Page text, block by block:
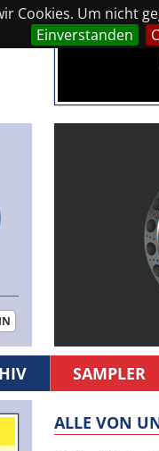
Cookies. Um nicht
Einverstanden
SAMPLER
ALLE VON